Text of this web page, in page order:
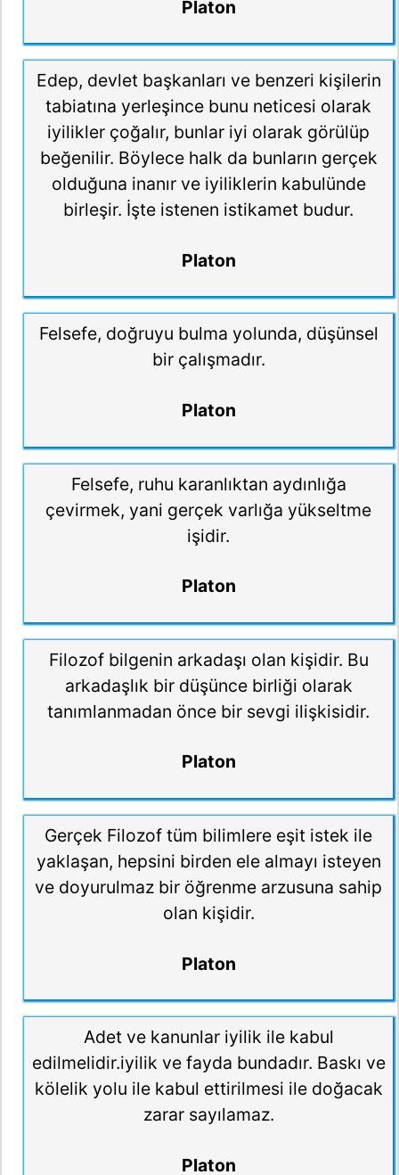
Platon
Edep, devlet başkanları ve benzeri kişilerin
tabiatına yerleşince bunu neticesi olarak
iyilikler çoğalır, bunlar iyi olarak görülüp
beğenilir. Böylece halk da bunların gerçek
olduğuna inanır ve iyiliklerin kabulünde
birleşir. İşte istenen istikamet budur.
Platon
Felsefe, doğruyu bulma yolunda, düşünsel
bir çalışmadır.
Platon
Felsefe, ruhu karanlıktan aydınlığa
çevirmek, yani gerçek varlığa yükseltme
işidir.
Platon
Filozof bilgenin arkadaşı olan kişidir. Bu
arkadaşlık bir düşünce birliği olarak
tanımlanmadan önce bir sevgi ilişkisidir.
Platon
Gerçek Filozof tüm bilimlere eşit istek ile
yaklaşan, hepsini birden ele almayı isteyen
ve doyurulmaz bir öğrenme arzusuna sahip
olan kişidir.
Platon
Adet ve kanunlar iyilik ile kabul
edilmelidir.iyilik ve fayda bundadır. Baskı ve
kölelik yolu ile kabul ettirilmesi ile doğacak
zarar sayılamaz.
Platon